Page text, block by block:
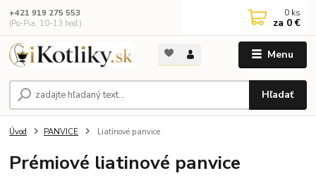
Menu
Hľadať
+421 919 275 553
(Po-Pia, 10-13 hod.)
0 ks
za 0 €
Úvod PANVICE Liatinové panvice
Prémiové liatinové panvice